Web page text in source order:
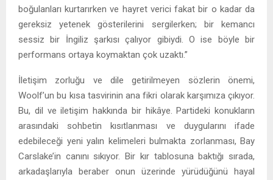
boğulanları kurtarırken ve hayret verici fakat bir o kadar da
gereksiz yetenek gösterilerini sergilerken; bir kemancı
sessiz bir İngiliz şarkısı çalıyor gibiydi. O ise böyle bir
performans ortaya koymaktan çok uzaktı.”
İletişim zorluğu ve dile getirilmeyen sözlerin önemi,
Woolf’un bu kısa tasvirinin ana fikri olarak karşımıza çıkıyor.
Bu, dil ve iletişim hakkında bir hikâye. Partideki konukların
arasındaki sohbetin kısıtlanması ve duygularını ifade
edebileceği yeni yalın kelimeleri bulmakta zorlanması, Bay
Carslake’in canını sıkıyor. Bir kır tablosuna baktığı sırada,
arkadaşlarıyla beraber onun üzerinde yürüdüğünü hayal